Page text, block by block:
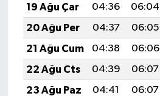
19 Ağu Çar
04:36 06:04
20 Ağu Per
04:37 06:05
21 Ağu Cum
04:38 06:06
22 Ağu Cts
04:39 06:07
23 Ağu Paz
04:41 06:07